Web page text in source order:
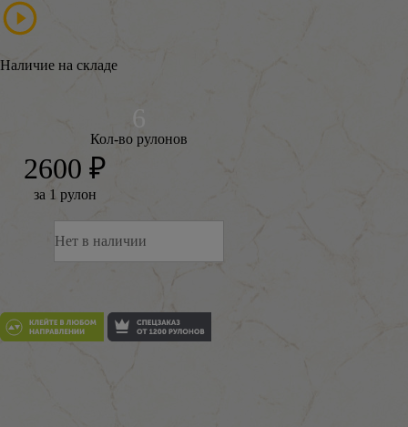
Наличие на складе
Кол-во рулонов
2600 ₽
за 1 рулон
Нет в наличии